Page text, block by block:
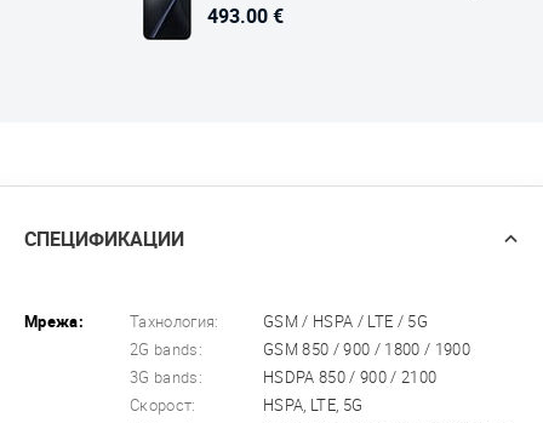
493.00 €
СПЕЦИФИКАЦИИ
Мрежа: Тахнология:
GSM / HSPA / LTE / 5G
2G bands:
GSM 850 / 900 / 1800 / 1900
3G bands:
HSDPA 850 / 900 / 2100
Скорост:
HSPA, LTE, 5G